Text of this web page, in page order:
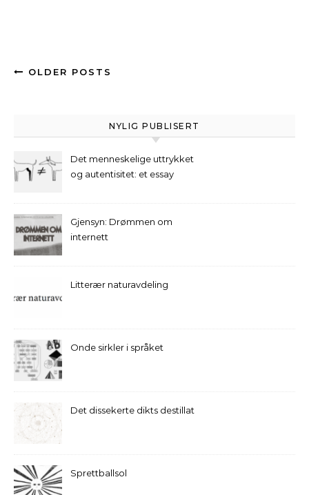
OLDER POSTS
NYLIG PUBLISERT
Det menneskelige uttrykket
og autentisitet: et essay
Gjensyn: Drømmen om
internett
Litterær naturavdeling
Onde sirkler i språket
Det dissekerte dikts destillat
Sprettballsol